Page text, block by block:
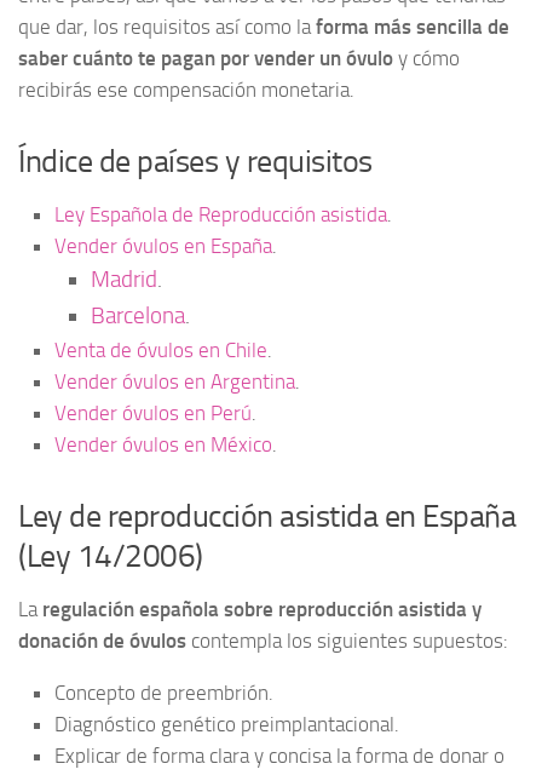
que dar, los requisitos así como laforma más sencilla de
saber cuánto te pagan por vender un óvulo y cómo
recibirás ese compensación monetaria.
Índice de países y requisitos
Ley Española de Reproducción asistida.
Vender óvulos en España.
Madrid.
Barcelona.
Venta de óvulos en Chile.
Vender óvulos en Argentina.
Vender óvulos en Perú.
Vender óvulos en México.
Ley de reproducción asistida en España
(Ley 14/2006)
La regulación española sobre reproducción asistida y
donación de óvulos contempla los siguientes supuestos:
Concepto de preembrión.
Diagnóstico genético preimplantacional.
Explicar de forma clara y concisa la forma de donar o